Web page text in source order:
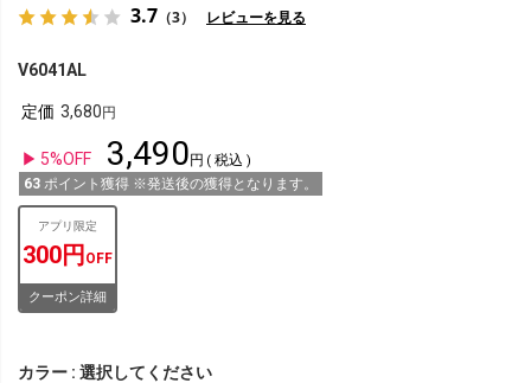
3.7 （3） レビューを見る
V6041AL
定価 3,680
5%OFF 3,490
税込
63 ポイント獲得 ※発送後の獲得となります。
アプリ限定
300円 OFF
クーポン詳細
カラー 選択してください